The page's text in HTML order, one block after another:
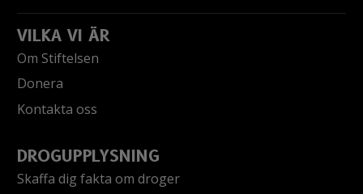
VILKA VI ÄR
Om Stiftelsen
Donera
Kontakta oss
DROGUPPLYSNING
Skaffa dig fakta om droger